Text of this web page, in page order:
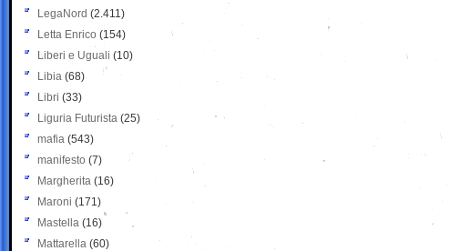
LegaNord (2.411)
Letta Enrico (154)
Liberi e Uguali (10)
Libia (68)
Libri (33)
Liguria Futurista (25)
mafia (543)
manifesto (7)
Margherita (16)
Maroni (171)
Mastella (16)
Mattarella (60)